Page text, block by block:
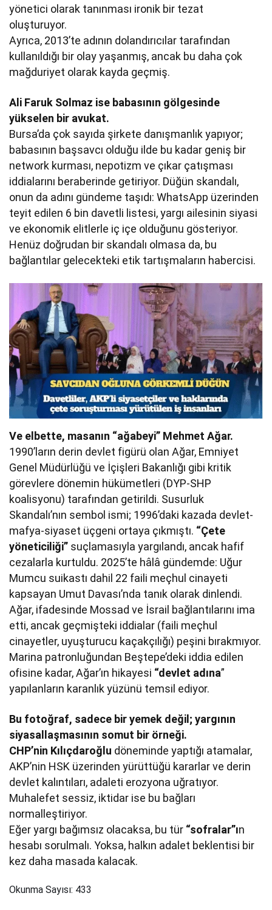
yönetici olarak tanınması ironik bir tezat
oluşturuyor.
Ayrıca, 2013’te adının dolandırıcılar tarafından
kullanıldığı bir olay yaşanmış, ancak bu daha çok
mağduriyet olarak kayda geçmiş.
Ali Faruk Solmaz ise babasının gölgesinde
yükselen bir avukat.
Bursa’da çok sayıda şirkete danışmanlık yapıyor;
babasının başsavcı olduğu ilde bu kadar geniş bir
network kurması, nepotizm ve çıkar çatışması
iddialarını beraberinde getiriyor. Düğün skandalı,
onun da adını gündeme taşıdı: WhatsApp üzerinden
teyit edilen 6 bin davetli listesi, yargı ailesinin siyasi
ve ekonomik elitlerle iç içe olduğunu gösteriyor.
Henüz doğrudan bir skandalı olmasa da, bu
bağlantılar gelecekteki etik tartışmaların habercisi.
Ve elbette, masanın “ağabeyi” Mehmet Ağar.
1990’ların derin devlet figürü olan Ağar, Emniyet
Genel Müdürlüğü ve İçişleri Bakanlığı gibi kritik
görevlere dönemin hükümetleri (DYP-SHP
koalisyonu) tarafından getirildi. Susurluk
Skandalı’nın sembol ismi; 1996’daki kazada devlet-
mafya-siyaset üçgeni ortaya çıkmıştı. “Çete
yöneticiliği” suçlamasıyla yargılandı, ancak hafif
cezalarla kurtuldu. 2025’te hâlâ gündemde: Uğur
Mumcu suikastı dahil 22 faili meçhul cinayeti
kapsayan Umut Davası’nda tanık olarak dinlendi.
Ağar, ifadesinde Mossad ve İsrail bağlantılarını ima
etti, ancak geçmişteki iddialar (faili meçhul
cinayetler, uyuşturucu kaçakçılığı) peşini bırakmıyor.
Marina patronluğundan Beştepe’deki iddia edilen
ofisine kadar, Ağar’ın hikayesi “devlet adına”
yapılanların karanlık yüzünü temsil ediyor.
Bu fotoğraf, sadece bir yemek değil; yargının
siyasallaşmasının somut bir örneği.
CHP’nin Kılıçdaroğlu döneminde yaptığı atamalar,
AKP’nin HSK üzerinden yürüttüğü kararlar ve derin
devlet kalıntıları, adaleti erozyona uğratıyor.
Muhalefet sessiz, iktidar ise bu bağları
normalleştiriyor.
Eğer yargı bağımsız olacaksa, bu tür “sofralar”ın
hesabı sorulmalı. Yoksa, halkın adalet beklentisi bir
kez daha masada kalacak.
Okunma Sayısı: 433